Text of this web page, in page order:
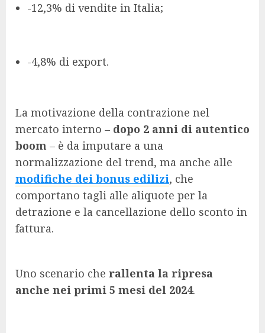
-12,3% di vendite in Italia;
-4,8% di export.
La motivazione della contrazione nel
mercato interno – dopo 2 anni di autentico
boom – è da imputare a una
normalizzazione del trend, ma anche alle
modifiche dei bonus edilizi, che
comportano tagli alle aliquote per la
detrazione e la cancellazione dello sconto in
fattura.
Uno scenario che rallenta la ripresa
anche nei primi 5 mesi del 2024.